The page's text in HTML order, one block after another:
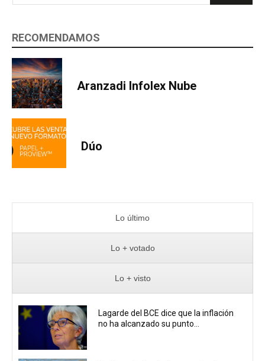
RECOMENDAMOS
Aranzadi Infolex Nube
Dúo
Lo último
Lo + votado
Lo + visto
Lagarde del BCE dice que la inflación
no ha alcanzado su punto...